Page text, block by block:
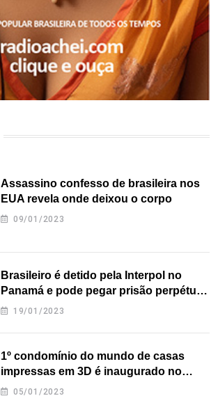
Assassino confesso de brasileira nos
EUA revela onde deixou o corpo
09/01/2023
Brasileiro é detido pela Interpol no
Panamá e pode pegar prisão perpétua
nos EUA
19/01/2023
1º condomínio do mundo de casas
impressas em 3D é inaugurado no
Texas
05/01/2023